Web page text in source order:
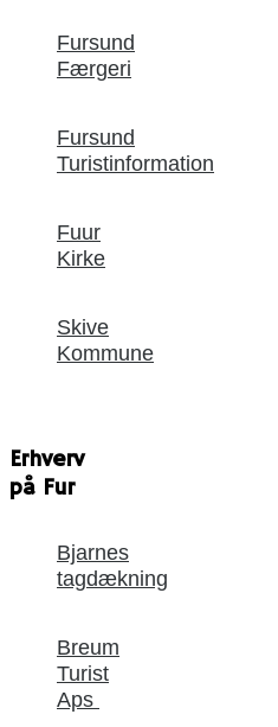
Fursund
Færgeri
Fursund
Turistinformation
Fuur
Kirke
Skive
Kommune
Erhverv
på Fur
Bjarnes
tagdækning
Breum
Turist
Aps